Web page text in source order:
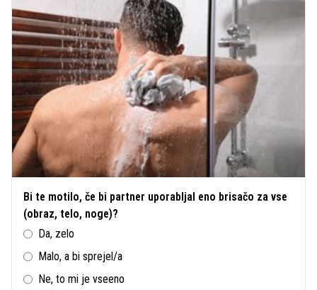
Bi te motilo, če bi partner uporabljal eno brisačo za vse
(obraz, telo, noge)?
Da, zelo
Malo, a bi sprejel/a
Ne, to mi je vseeno